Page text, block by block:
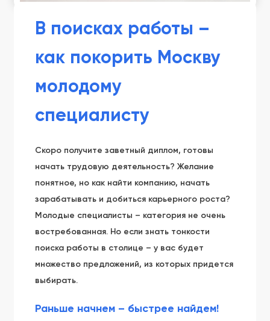
В поисках работы –
как покорить Москву
молодому
специалисту
Скоро получите заветный диплом, готовы
начать трудовую деятельность? Желание
понятное, но как найти компанию, начать
зарабатывать и добиться карьерного роста?
Молодые специалисты – категория не очень
востребованная. Но если знать тонкости
поиска работы в столице – у вас будет
множество предложений, из которых придется
выбирать.
Раньше начнем – быстрее найдем!